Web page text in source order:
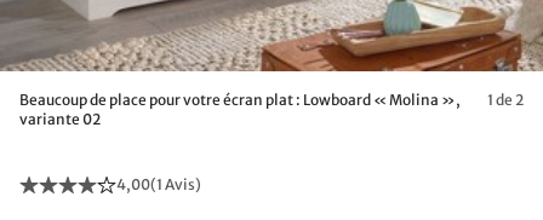
Beaucoup de place pour votre écran plat : Lowboard « Molina »,
variante 02
1 de 2
4,00(1 Avis)